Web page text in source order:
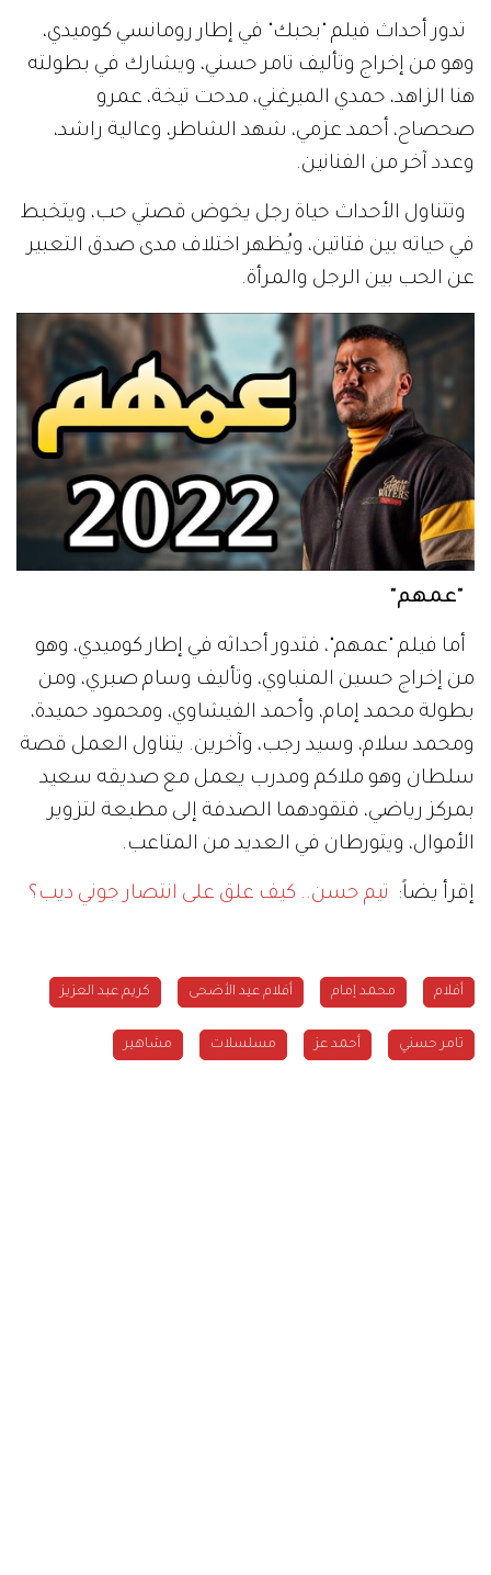
تدور أحداث فيلم "بحبك" في إطار رومانسي كوميدي،
وهو من إخراج وتأليف تامر حسني، ويشارك في بطولته
هنا الزاهد، حمدي الميرغني، مدحت تيخة، عمرو
صحصاح، أحمد عزمي، شهد الشاطر، وعالية راشد،
وعدد آخر من الفنانين.
وتتناول الأحداث حياة رجل يخوض قصتي حب، ويتخبط
في حياته بين فتاتين، ويُظهر اختلاف مدى صدق التعبير
عن الحب بين الرجل والمرأة.
"عمهم"
أما فيلم "عمهم"، فتدور أحداثه في إطار كوميدي، وهو
من إخراج حسين المنباوي، وتأليف وسام صبري، ومن
بطولة محمد إمام، وأحمد الفيشاوي، ومحمود حميدة،
ومحمد سلام، وسيد رجب، وآخرين. يتناول العمل قصة
سلطان وهو ملاكم ومدرب يعمل مع صديقه سعيد
بمركز رياضي، فتقودهما الصدفة إلى مطبعة لتزوير
الأموال، ويتورطان في العديد من المتاعب.
إقرأ يضاً: تيم حسن.. كيف علق على انتصار جوني ديب؟
أفلام محمد إمام أفلام عيد الأضحى كريم عبد العزيز
تامر حسني أحمد عز مسلسلات مشاهير